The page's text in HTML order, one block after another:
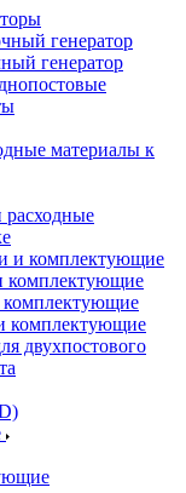
генератор
генератор
материалы к
и комплектующие
комплектующие
комплектующие
двухпостового